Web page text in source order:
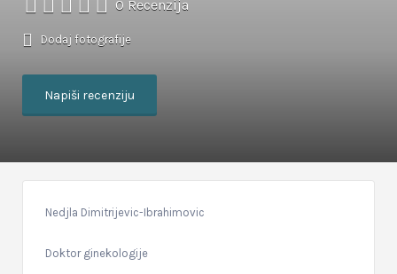
0 Recenzija
Dodaj fotografije
Napiši recenziju
Nedjla Dimitrijevic-Ibrahimovic
Doktor ginekologije